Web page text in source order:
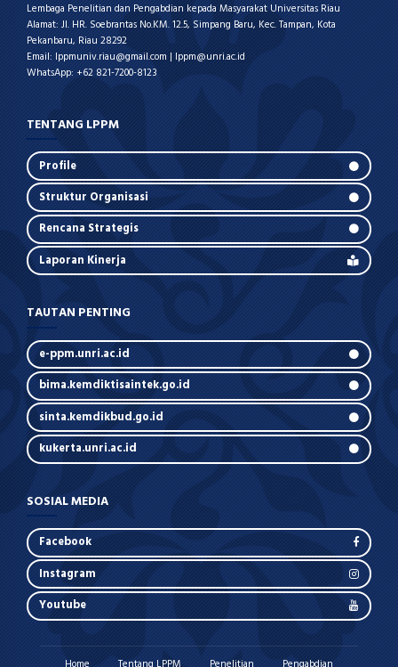
Lembaga Penelitian dan Pengabdian kepada Masyarakat Universitas Riau
Alamat: Jl. HR. Soebrantas No.KM. 12.5, Simpang Baru, Kec. Tampan, Kota
Pekanbaru, Riau 28292
Email: lppmuniv.riau@gmail.com | lppm@unri.ac.id
WhatsApp: +62 821-7200-8123
TENTANG LPPM
Profile
Struktur Organisasi
Rencana Strategis
Laporan Kinerja
TAUTAN PENTING
e-ppm.unri.ac.id
bima.kemdiktisaintek.go.id
sinta.kemdikbud.go.id
kukerta.unri.ac.id
SOSIAL MEDIA
Facebook
Instagram
Youtube